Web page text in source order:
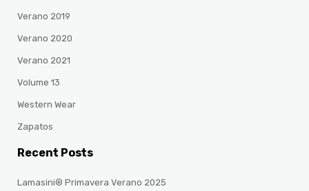
Verano 2019
Verano 2020
Verano 2021
Volume 13
Western Wear
Zapatos
Recent Posts
Lamasini® Primavera Verano 2025